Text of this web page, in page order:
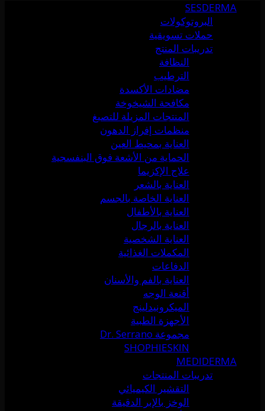
SESDERMA
البروتوكولات
حملات تسويقية
تدريبات المنتج
النظافة
الترطيب
مضادات الأكسدة
مكافحة الشيخوخة
المنتجات المزيلة للتصبغ
منظمات إفراز الدهون
العناية بمحيط العين
الحماية من الأشعة فوق البنفسجية
علاج الإكزيما
العناية بالشعر
العناية الخاصة بالجسم
العناية بالأطفال
العناية بالرجال
العناية الشخصية
المكملات الغذائية
الدفاعات
العناية بالفم والأسنان
أقنعة الوجه
الميكرونيدلينج
الأجهزة الطبية
مجموعة Dr. Serrano
SHOPHIESKIN
MEDIDERMA
تدريبات المنتجات
التقشير الكيميائي
الوخز بالإبر الدقيقة